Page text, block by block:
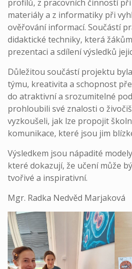
profilů, z pracovních činností
materiály a z informatiky při
ověřování informací. Součástí
didaktické techniky, která
prezentaci a sdílení výsledků
Důležitou součástí projektu
týmu, kreativita a schopnost
do atraktivní a srozumitelné
prohloubili své znalosti o
vyzkoušeli, jak lze propojit
komunikace, které jsou jim
Výsledkem jsou nápadité
které dokazují, že učení může
tvořivé a inspirativní.
Mgr. Radka Nedvěd Marjaková